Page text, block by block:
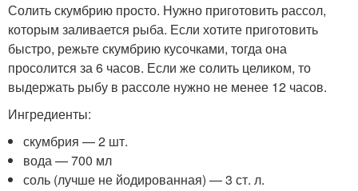
Солить скумбрию просто. Нужно приготовить рассол,
которым заливается рыба. Если хотите приготовить
быстро, режьте скумбрию кусочками, тогда она
просолится за 6 часов. Если же солить целиком, то
выдержать рыбу в рассоле нужно не менее 12 часов.
Ингредиенты:
скумбрия — 2 шт.
вода — 700 мл
соль (лучше не йодированная) — 3 ст. л.